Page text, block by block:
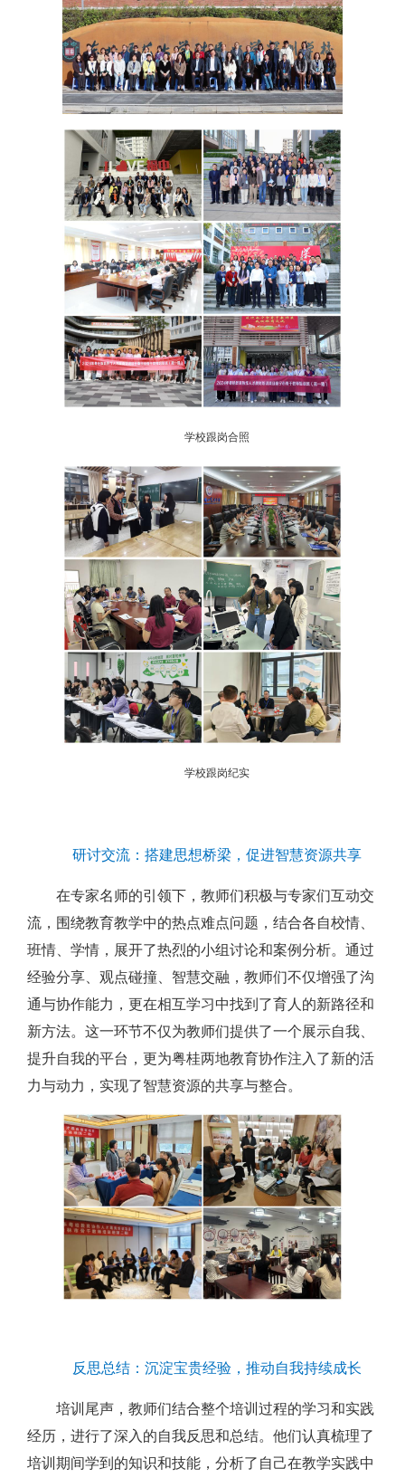
学校跟岗合照
学校跟岗纪实
研讨交流：搭建思想桥梁，促进智慧资源共享
在专家名师的引领下，教师们积极与专家们互动交
流，围绕教育教学中的热点难点问题，结合各自校情、
班情、学情，展开了热烈的小组讨论和案例分析。通过
经验分享、观点碰撞、智慧交融，教师们不仅增强了沟
通与协作能力，更在相互学习中找到了育人的新路径和
新方法。这一环节不仅为教师们提供了一个展示自我、
提升自我的平台，更为粤桂两地教育协作注入了新的活
力与动力，实现了智慧资源的共享与整合。
反思总结：沉淀宝贵经验，推动自我持续成长
培训尾声，教师们结合整个培训过程的学习和实践
经历，进行了深入的自我反思和总结。他们认真梳理了
培训期间学到的知识和技能，分析了自己在教学实践中